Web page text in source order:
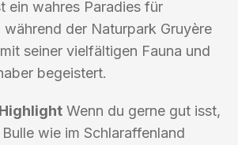
ein wahres Paradies für
während der Naturpark Gruyère
seiner vielfältigen Fauna und
begeistert.
Wenn du gerne gut isst,
wie im Schlaraffenland